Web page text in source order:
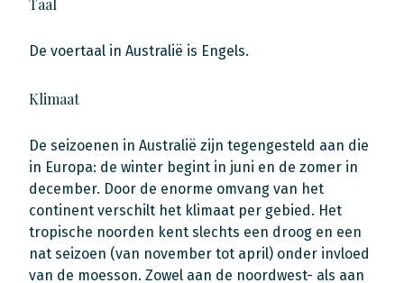
Taal
De voertaal in Australië is Engels.
Klimaat
De seizoenen in Australië zijn tegengesteld aan die
in Europa: de winter begint in juni en de zomer in
december. Door de enorme omvang van het
continent verschilt het klimaat per gebied. Het
tropische noorden kent slechts een droog en een
nat seizoen (van november tot april) onder invloed
van de moesson. Zowel aan de noordwest- als aan